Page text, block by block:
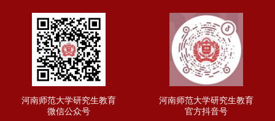
河南师范大学研究生教育
微信公众号
河南师范大学研究生教育
官方抖音号